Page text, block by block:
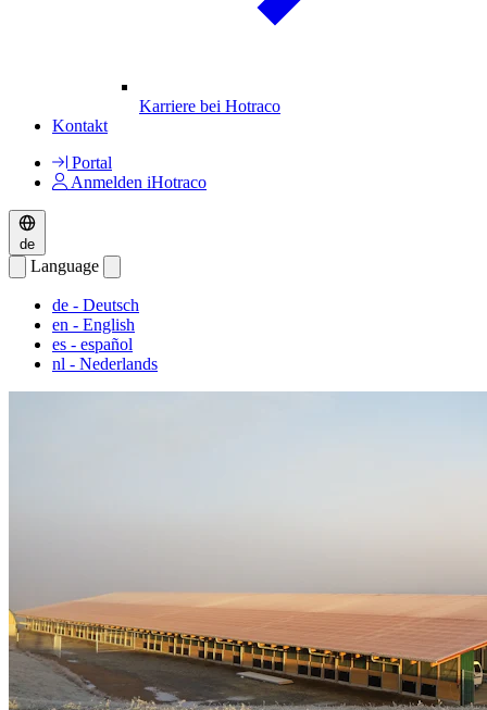
Karriere bei Hotraco
Kontakt
Portal
Anmelden iHotraco
de
Language
de - Deutsch
en - English
es - español
nl - Nederlands